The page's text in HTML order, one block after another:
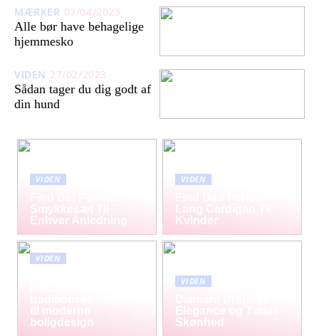
MÆRKER 03/04/2023
Alle bør have behagelige
hjemmesko
VIDEN 27/02/2023
Sådan tager du dig godt af
din hund
VIDEN
Smykkesæt Til
Enhver Anledning
VIDEN
Lang Cardigan Til
Kvinder
VIDEN
til moderne
boligdesign
VIDEN
Elegance og Tidløs
Skønhed